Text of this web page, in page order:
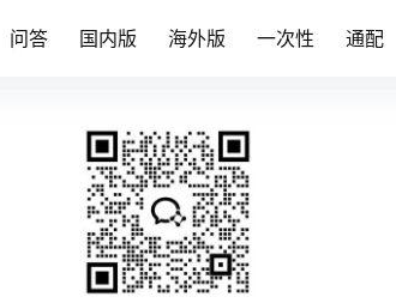
问答 国内版 海外版 一次性 通配